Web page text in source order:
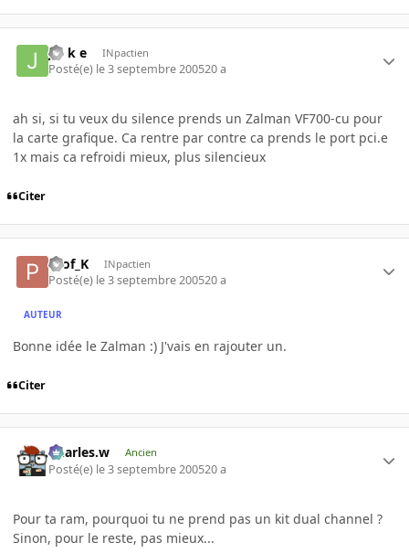
j o k e INpactien
Posté(e) le 3 septembre 200520 a
ah si, si tu veux du silence prends un Zalman VF700-cu pour
la carte grafique. Ca rentre par contre ca prends le port pci.e
1x mais ca refroidi mieux, plus silencieux
Citer
Prof_K INpactien
Posté(e) le 3 septembre 200520 a
AUTEUR
Bonne idée le Zalman :) J'vais en rajouter un.
Citer
Charles.w Ancien
Posté(e) le 3 septembre 200520 a
Pour ta ram, pourquoi tu ne prend pas un kit dual channel ?
Sinon, pour le reste, pas mieux...